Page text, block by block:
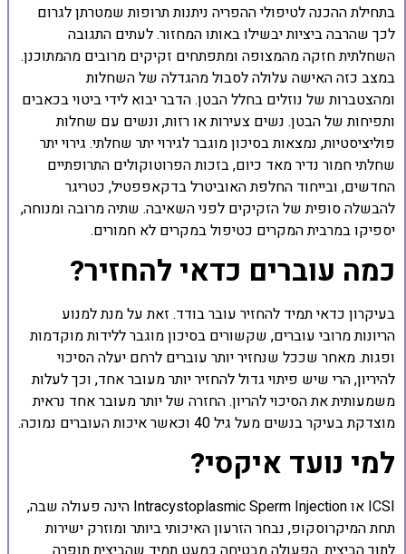
בתחילת ההכנה לטיפולי ההפריה ניתנות תרופות שמטרתן לגרום
לכך שהרבה ביציות יבשילו באותו המחזור. לעתים התגובה
השחלתית חזקה מהמצופה ומתפתחים זקיקים מרובים מהמתוכנן.
במצב כזה האישה עלולה לסבול מהגדלה של השחלות
ומהצטברות של נוזלים בחלל הבטן. הדבר יבוא לידי ביטוי בכאבים
ותפיחות של הבטן. נשים צעירות או רזות, ונשים עם שחלות
פוליציסטיות, נמצאות בסיכון מוגבר לגירוי יתר שחלתי. גירוי יתר
שחלתי חמור נדיר מאד כיום, בזכות הפרוטוקולים התרופתיים
החדשים, ובייחוד החלפת האוביטרל בדקאפפטיל, כטריגר
להבשלה סופית של הזקיקים לפני השאיבה. שתיה מרובה ומנוחה,
יספיקו במרבית המקרים כטיפול במקרים לא חמורים.
כמה עוברים כדאי להחזיר?
בעיקרון כדאי תמיד להחזיר עובר בודד. זאת על מנת למנוע
הריונות מרובי עוברים, שקשורים בסיכון מוגבר ללידות מוקדמות
ופגות. מאחר שככל שנחזיר יותר עוברים לרחם יעלה הסיכוי
להיריון, הרי שיש פיתוי גדול להחזיר יותר מעובר אחד, וכך לעלות
משמעותית את הסיכוי להריון. החזרה של יותר מעובר אחד נראית
מוצדקת בעיקר בנשים מעל גיל 40 וכאשר איכות העוברים נמוכה.
למי נועד איקסי?
ICSI או Intracystoplasmic Sperm Injection הינה פעולה שבה,
תחת המיקרוסקופ, נבחר הזרעון האיכותי ביותר ומוזרק ישירות